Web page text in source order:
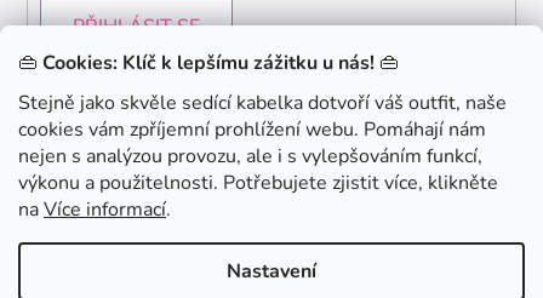
👜 Cookies: Klíč k lepšímu zážitku u nás! 👜
Stejně jako skvěle sedící kabelka dotvoří váš outfit, naše
cookies vám zpříjemní prohlížení webu. Pomáhají nám
nejen s analýzou provozu, ale i s vylepšováním funkcí,
výkonu a použitelnosti. Potřebujete zjistit více, klikněte
naVíce informací.
Nastavení
PŘIHLÁSIT SE
.
KONTAKTUJTE NÁS - jsme tady pro Vás na telefonu i
Chceš získat slevu 150Kč na svůj první nákup? Přihlaste
se k našemu newsletteru.